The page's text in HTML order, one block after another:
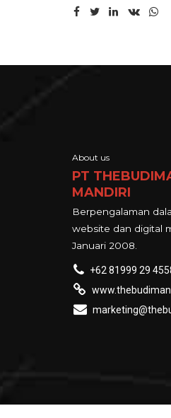
About us
PT
MANDIRI
Berpengalaman
website dan digital
Januari 2008.
+62 81999 29